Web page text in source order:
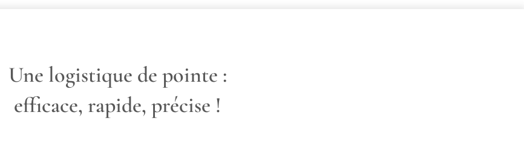
Une logistique de pointe :
efficace, rapide, précise !